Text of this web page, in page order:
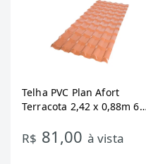
Telha PVC Plan Afort
Terracota 2,42 x 0,88m 6
R$ 81,00 à vista